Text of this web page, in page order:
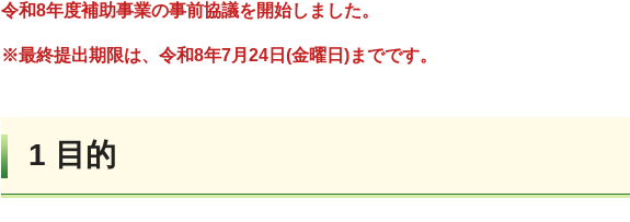
令和8年度補助事業の事前協議を開始しました。
※最終提出期限は、令和8年7月24日(金曜日)までです。
1 目的